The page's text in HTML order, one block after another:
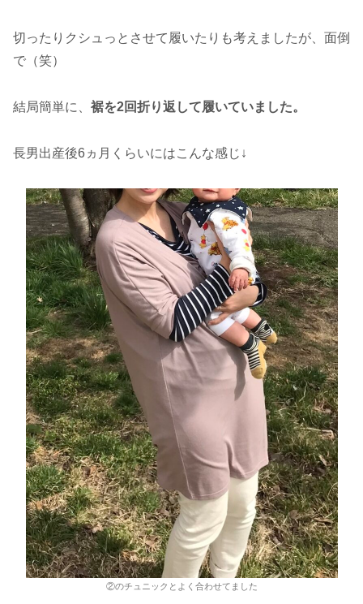
切ったりクシュっとさせて履いたりも考えましたが、面倒
で（笑）
結局簡単に、 裾を2回折り返して履いていました。
長男出産後6ヵ月くらいにはこんな感じ↓
②のチュニックとよく合わせてました